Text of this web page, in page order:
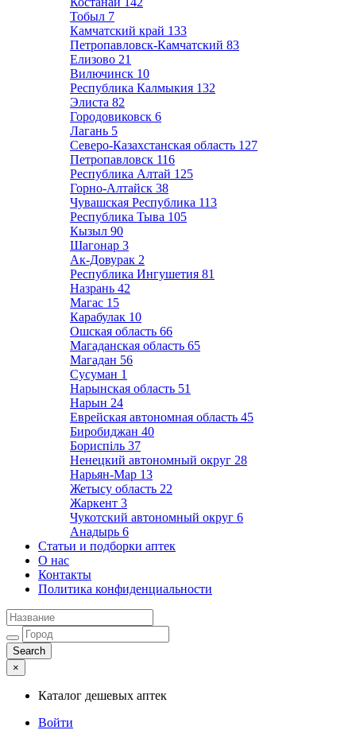
Тобыл 7
Камчатский край 133
Петропавловск-Камчатский 83
Елизово 21
Вилючинск 10
Республика Калмыкия 132
Элиста 82
Городовиковск 6
Лагань 5
Северо-Казахстанская область 127
Петропавловск 116
Республика Алтай 125
Горно-Алтайск 38
Чувашская Республика 113
Республика Тыва 105
Кызыл 90
Шагонар 3
Ак-Довурак 2
Республика Ингушетия 81
Назрань 42
Магас 15
Карабулак 10
Ошская область 66
Магаданская область 65
Магадан 56
Сусуман 1
Нарынская область 51
Нарын 24
Еврейская автономная область 45
Биробиджан 40
Бориспіль 37
Ненецкий автономный округ 28
Нарьян-Мар 13
Жетысу область 22
Жаркент 3
Чукотский автономный округ 6
Анадырь 6
Статьи и подборки аптек
О нас
Контакты
Политика конфиденциальности
×
Каталог дешевых аптек
Войти